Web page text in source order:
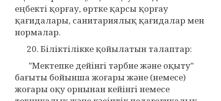
еңбекті қорғау, өртке қарсы қорғау
қағидалары, санитариялық қағидалар мен
нормалар.
20. Біліктілікке қойылатын талаптар:
"Мектепке дейінгі тәрбие және оқыту"
бағыты бойынша жоғары және (немесе)
жоғары оқу орнынан кейінгі немесе